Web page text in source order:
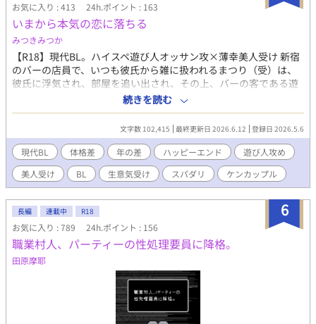
お気に入り : 413 24h.ポイント : 163
いまから本気の恋に落ちる
みつきみつか
【R18】現代BL。ハイスペ遊び人オッサン攻×薄幸美人受け 新宿
のバーの店員で、いつも彼氏から雑に扱われるまつり（受）は、
彼氏に浮気され、部屋を追い出され、その上、バーの客である遊
び人の太郎（攻）に馬鹿にされて、諍いになる。 しかし、元彼と
のトラブルで太郎に助けられて以来、まつりは太郎のセフレ状態
となってしまう。 太郎との肉体関係を断ちたいまつりだが、反発
しながらも少しずつ距離が近づいていき――。 ＊＊＊ 大切なも
のを持ちたくない攻×本気で愛されたい受 性描写は※をつけま
す。 年の差すれ違いケンカップル、ハッピーエンド。 各章の最終
話には*をつけます。 ◆登場人物 まつり …受、推定22歳、
160cm、美人、生意気な頑固者、無戸籍児 太郎（あきまさ） …
攻、42歳、188cm、検察官 ※別シリーズ『エリート先輩はうかつ
な後輩に執着する』と同一世界観ですが、本作は単体で読めます
※
続きを読む
文字数 102,415 最終更新日 2026.6.12 登録日 2026.5.6
現代BL 体格差 年の差 ハッピーエンド
遊び人攻め
美人受け
BL 生意気受け スパダリ ケンカップル
6
長編 連載中 R18
お気に入り : 789 24h.ポイント : 156
職業村人、パーティーの性処理要員に降格。
田原摩耶